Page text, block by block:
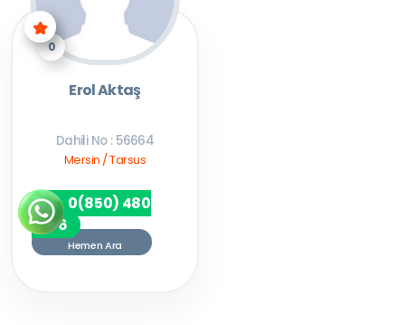
0
Erol Aktaş
Dahili No : 56664
Mersin / Tarsus
0(850) 480
7256
Hemen Ara